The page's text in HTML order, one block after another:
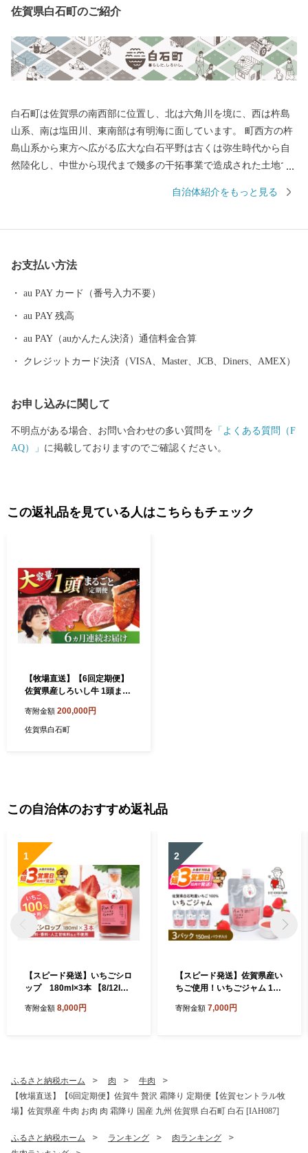
佐賀県白石町のご紹介
白石町は佐賀県の南西部に位置し、北は六角川を境に、西は杵島
山系、南は塩田川、東南部は有明海に面しています。 町西方の杵
島山系から東方へ広がる広大な白石平野は古くは弥生時代から自
然陸化し、中世から現代まで幾多の干拓事業で造成された土地で
好適地帯となっています。また、六角川や塩田川をはじめとする
国各地へ出荷され、品質の良さ、美味しさで好評です。 また、有
す。さらに新しい産物や6次産業化にも積極的に取り組んでいま
す。 白石町は、山と平野、川と海といった美しく個性豊かな自然
が一体として揃っています。
自治体紹介をもっと見る
お支払い方法
au PAY カード（番号入力不要）
au PAY 残高
au PAY（auかんたん決済）通信料金合算
クレジットカード決済（VISA、Master、JCB、Diners、AMEX）
お申し込みに関して
不明点がある場合、お問い合わせの多い質問を 「よくある質問（F
AQ）」 に掲載しておりますのでご確認ください。
この返礼品を見ている人はこちらもチェック
【牧場直送】【6回定期便】
佐賀県産しろいし牛 1頭まる
ル牧場】佐賀県産 ステーキ
焼肉 すき焼き しゃぶしゃぶ
寄附金額 200,000円
佐賀県白石町
この自治体のおすすめ返礼品
1
【スピード発送】いちごシロ
ップ 180ml×3本 【8/12ICH
シロップ いちご イチゴ 苺 い
寄附金額 8,000円
2
【スピード発送】佐賀県産い
ちご使用！いちごジャム 150
RM】いちごジャム イチゴジ
寄附金額 7,000円
ふるさと納税ホーム 肉
牛肉
【牧場直送】【6回定期便】佐賀牛 贅沢 霜降り 定期便【佐賀セントラル牧
場】佐賀県産 牛肉 お肉 肉 霜降り 国産 九州 佐賀県 白石町 白石 [IAH087]
ふるさと納税ホーム ランキング
肉ランキング